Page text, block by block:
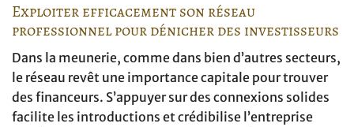
Exploiter efficacement son réseau
professionnel pour dénicher des investisseurs
Dans la meunerie, comme dans bien d’autres secteurs,
le réseau revêt une importance capitale pour trouver
des financeurs. S’appuyer sur des connexions solides
facilite les introductions et crédibilise l’entreprise